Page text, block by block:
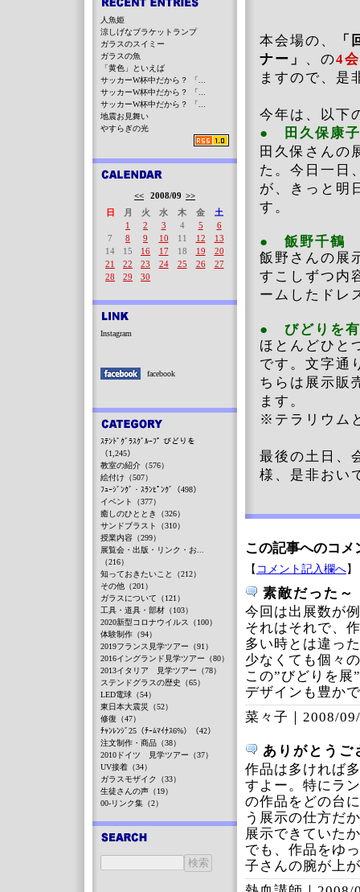
本会場の、
ナー」
、の4
ますので、是
今年は、以下
● 田久保康子
田久保さんの
た。今日一日
が、きっと明
す。
● 飯野千鶴
飯野さんの展
すこしずつ内
ームしたドレ
● びどりを
ほとんどひと
です。文字通
ちらは展示販
ます。
※テラリウム
最後の土日、
様、是非おい
この記事へのコメ
【 コメント記入欄へ】
素敵だった～
今回は出展数が
それはそれで、
多い時とは違っ
少なくても個々
この”びどりを展
デザインも豊か
菜々子｜ 2008/
ありがとうご
作品は多ければ
すよー。特にラ
の作品をどの台
う展示の仕方だ
展示できていた
でも、作品をゆ
子さんの腕が上
人魚姫
涼しげなブラケットランプ
ガラスのスイミー
ガラスの魚
「黄色」といえば
サッカーW杯中だから？ 「...
サッカーW杯中だから？ 「...
サッカーW杯中だから？ 「...
地震お見舞い
やすらぎの光
<< 2008/09 >>
日
月 火 水 木 金
土
1
2 3 4 5
6
7
8 9 10 11 12
13
14
15 16 17 18 19
20
21
22 23 24 25 26
27
28
29 30
Instagram
facebook
ｽﾃﾝﾄﾞｸﾞﾗｽｸﾞﾙｰﾌﾟ びどりを
（1,245）
教室の紹介（576）
絵付け（507）
ﾌｭｰｼﾞﾝｸﾞ・ｽﾗﾝﾋﾟﾝｸﾞ（498）
イベント（377）
癒しのひととき（326）
サンドブラスト（310）
授業内容（299）
展覧会・出版・リンク・お...
（216）
知っておきたいこと（212）
その他（201）
ガラスについて（121）
工具・道具・部材（103）
2020新型コロナウイルス（100）
体験制作（94）
2019フランス見学ツアー（91）
2016イングランド見学ツアー（80）
2013イタリア 見学ツアー（78）
ステンドグラスの歴史（65）
LED電球（54）
東日本大震災（52）
修復（47）
ﾁｬﾝﾚﾝｼﾞ25（ﾁｰﾑﾏｲﾅｽ6%）（42）
注文制作・商品（38）
2010ドイツ 見学ツアー（37）
UV接着（34）
ガラスモザイク（33）
生徒さんの声（19）
00-リンク集（2）